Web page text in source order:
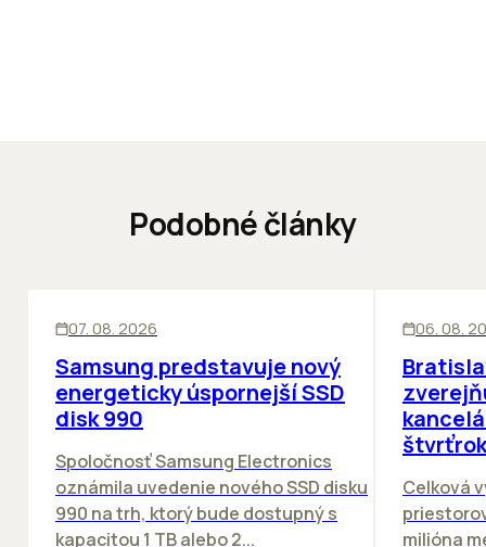
Podobné články
07. 08. 2026
Samsung predstavuje nový
energeticky úspornejší SSD
disk 990
Spoločnosť Samsung Electronics
oznámila uvedenie nového SSD disku
990 na trh, ktorý bude dostupný s
kapacitou 1 TB alebo 2...
06. 08.
Celková
milióna